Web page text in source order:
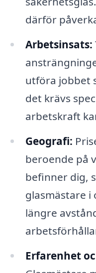
därför
Arbetsinsats:
utföra jobbet
det krävs
arbetskraft
Geografi:
beroende på
befinner dig,
glasmästare i
längre
Erfarenhet